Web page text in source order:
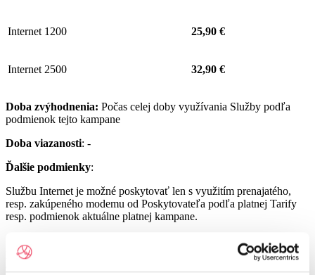
Internet 1200 25,90 €
Internet 2500 32,90 €
Doba zvýhodnenia: Počas celej doby využívania Služby podľa
podmienok tejto kampane
Doba viazanosti: -
Ďalšie podmienky:
Službu Internet je možné poskytovať len s využitím prenajatého,
resp. zakúpeného modemu od Poskytovateľa podľa platnej Tarify
resp. podmienok aktuálne platnej kampane.
Službu UPC Internet 1000 je možné poskytovať len s využitím
prenajatého resp. zakúpeného modemu GIGA ConnectBox
alebo GIGA Connect Box 6 (podľa dostupnosti) od Poskytovateľa